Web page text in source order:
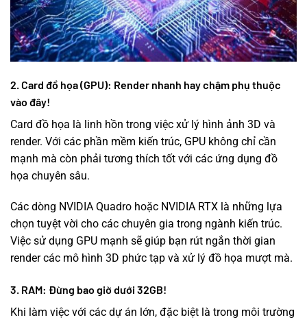
2. Card đồ họa (GPU): Render nhanh hay chậm phụ thuộc
vào đây!
Card đồ họa là linh hồn trong việc xử lý hình ảnh 3D và
render. Với các phần mềm kiến trúc, GPU không chỉ cần
mạnh mà còn phải tương thích tốt với các ứng dụng đồ
họa chuyên sâu.
Các dòng NVIDIA Quadro hoặc NVIDIA RTX là những lựa
chọn tuyệt vời cho các chuyên gia trong ngành kiến trúc.
Việc sử dụng GPU mạnh sẽ giúp bạn rút ngắn thời gian
render các mô hình 3D phức tạp và xử lý đồ họa mượt mà.
3. RAM: Đừng bao giờ dưới 32GB!
Khi làm việc với các dự án lớn, đặc biệt là trong môi trường